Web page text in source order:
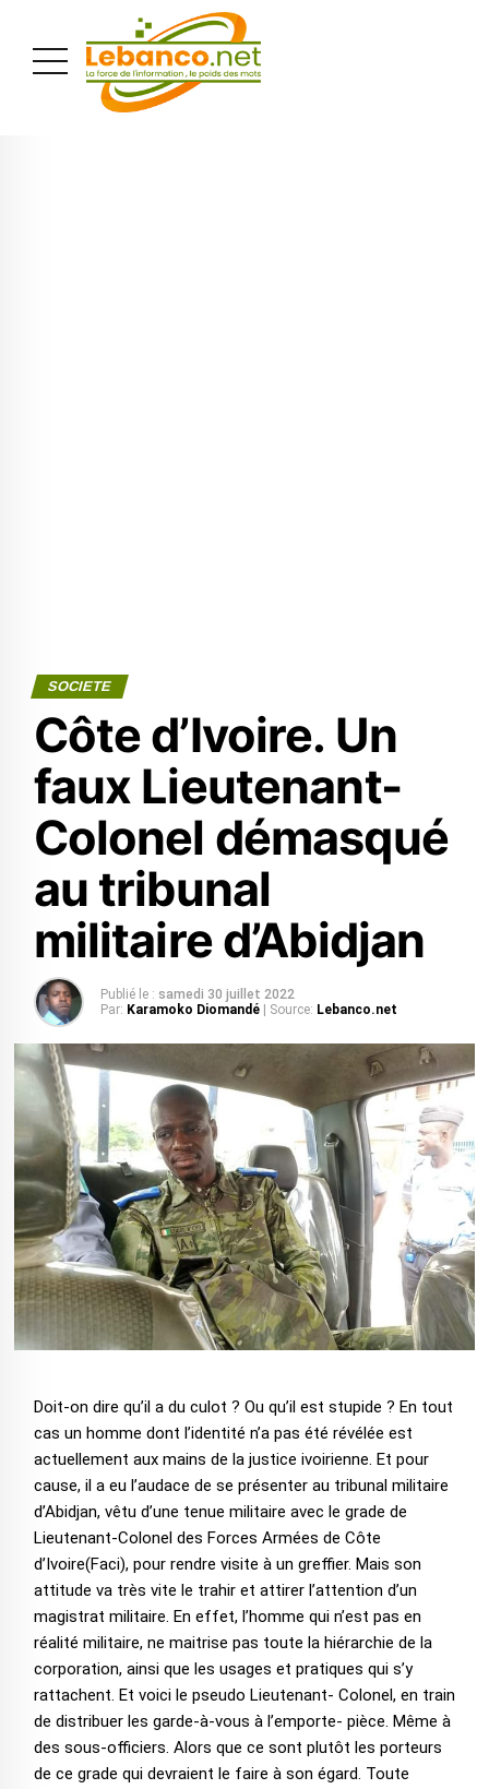
SOCIETE
Côte d’Ivoire. Un
faux Lieutenant-
Colonel démasqué
au tribunal
militaire d’Abidjan
Publié le : samedi 30 juillet 2022
Par: Karamoko Diomandé | Source: Lebanco.net
Doit-on dire qu’il a du culot ? Ou qu’il est stupide ? En tout
cas un homme dont l’identité n’a pas été révélée est
actuellement aux mains de la justice ivoirienne. Et pour
cause, il a eu l’audace de se présenter au tribunal militaire
d’Abidjan, vêtu d’une tenue militaire avec le grade de
Lieutenant-Colonel des Forces Armées de Côte
d’Ivoire(Faci), pour rendre visite à un greffier. Mais son
attitude va très vite le trahir et attirer l’attention d’un
magistrat militaire. En effet, l’homme qui n’est pas en
réalité militaire, ne maitrise pas toute la hiérarchie de la
corporation, ainsi que les usages et pratiques qui s’y
rattachent. Et voici le pseudo Lieutenant- Colonel, en train
de distribuer les garde-à-vous à l’emporte- pièce. Même à
des sous-officiers. Alors que ce sont plutôt les porteurs
de ce grade qui devraient le faire à son égard. Toute